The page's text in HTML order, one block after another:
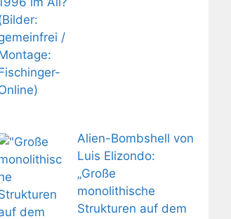
Alien-Bombshell von
Luis Elizondo:
„Große
monolithische
Strukturen auf dem